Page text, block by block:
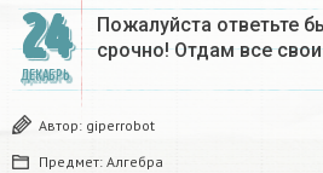
24
ДЕКАБРЬ
Пожалуйста ответьте
срочно! Отдам все
Автор: giperrobot
Предмет: Алгебра